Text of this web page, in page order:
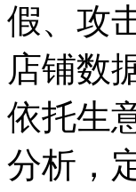
假、攻
店铺数
依托生
分析，